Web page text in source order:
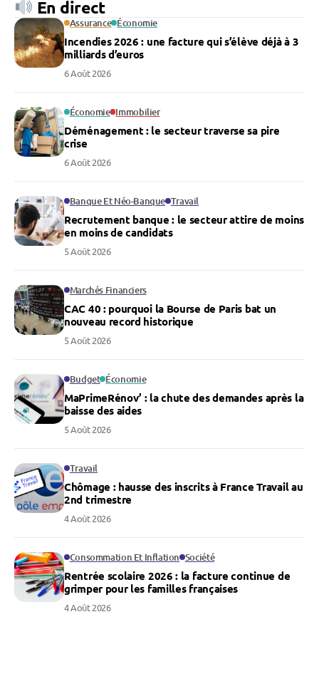
En direct
Assurance Économie
Incendies 2026 : une facture qui s’élève déjà à 3
milliards d’euros
6 Août 2026
Économie Immobilier
Déménagement : le secteur traverse sa pire
crise
6 Août 2026
Banque Et Néo-Banque Travail
Recrutement banque : le secteur attire de moins
en moins de candidats
5 Août 2026
Marchés Financiers
CAC 40 : pourquoi la Bourse de Paris bat un
nouveau record historique
5 Août 2026
Budget Économie
MaPrimeRénov’ : la chute des demandes après la
baisse des aides
5 Août 2026
Travail
Chômage : hausse des inscrits à France Travail au
2nd trimestre
4 Août 2026
Consommation Et Inflation Société
Rentrée scolaire 2026 : la facture continue de
grimper pour les familles françaises
4 Août 2026